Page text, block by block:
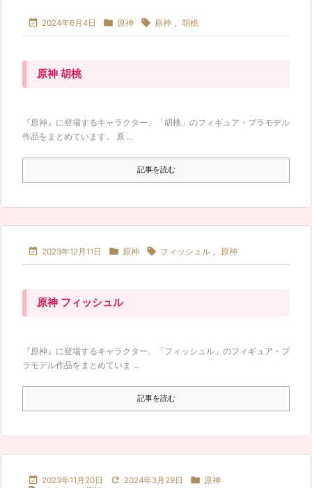
 2024年6月4日  原神  原神 , 胡桃
原神 胡桃
『原神』に登場するキャラクター、「胡桃」のフィギュア・プラモデル
作品をまとめています。 原 ...
記事を読む
 2023年12月11日  原神  フィッシュル , 原神
原神 フィッシュル
『原神』に登場するキャラクター、「フィッシュル」のフィギュア・プ
ラモデル作品をまとめていま ...
記事を読む
 2023年11月20日  2024年3月29日  原神